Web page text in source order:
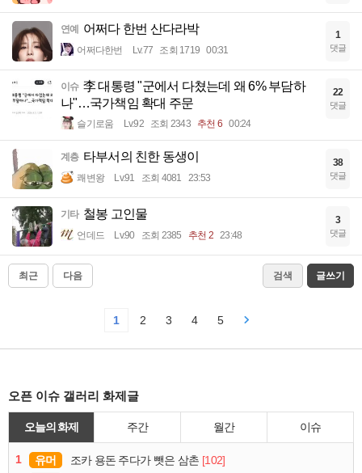
연예 어쩌다 한번 산다라박
어쩌다한번 Lv.77 조회 1719 00:31
1
댓글
이슈 李 대통령 "군에서 다쳤는데 왜 6% 부담하
나"…국가책임 확대 주문
슬기로움 Lv.92 조회 2343 추천 6 00:24
22
댓글
계층 타부서의 친한 동생이
쾌변왕 Lv.91 조회 4081 23:53
38
댓글
기타 철봉 고인물
언데드 Lv.90 조회 2385 추천 2 23:48
3
댓글
최근 다음 검색 글쓰기
1 2 3 4 5
오픈 이슈 갤러리 화제글
오늘의 화제 주간 월간 이슈
1 유머 조카 용돈 주다가 뺏은 삼촌 [102]